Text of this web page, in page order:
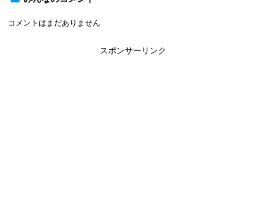
コメントはまだありません
スポンサーリンク